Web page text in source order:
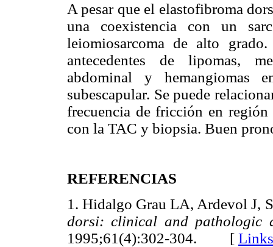
A pesar que el elastofibroma
una coexistencia con un
leiomiosarcoma de alto
antecedentes de lipomas,
abdominal y
subescapular. Se puede
frecuencia de fricción en
con la TAC y biopsia. Buen
REFERENCIAS
1. Hidalgo Grau LA, Ardevol J,
dorsi: clinical and pathologic
1995;61(4):302-304. [ Links